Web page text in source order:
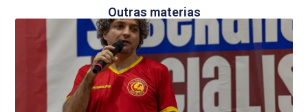
Outras materias